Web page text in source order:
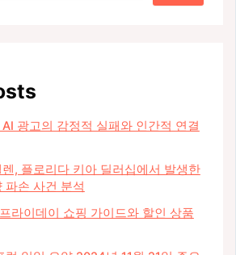
광고의 감정적 실패와 인간적 연결
, 플로리다 키아 딜러십에서 발생한
파손 사건 분석
라이데이 쇼핑 가이드와 할인 상품